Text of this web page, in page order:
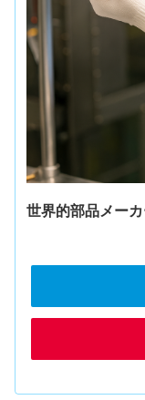
世界的部品メー